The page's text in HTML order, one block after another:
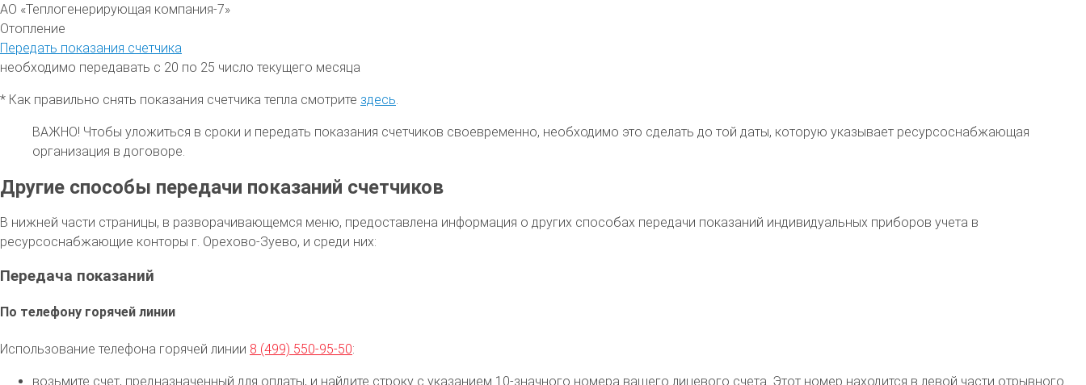
АО «Теплогенерирующая компания-7»
Отопление
Передать показания счетчика
необходимо передавать с 20 по 25 число текущего месяца
* Как правильно снять показания счетчика тепла смотрите здесь
ВАЖНО! Чтобы уложиться в сроки и передать показания счетчиков своевременно, необходимо это сделать до той даты, которую указывает ресурсоснабжающая
организация в договоре.
Другие способы передачи показаний счетчиков
В нижней части страницы, в разворачивающемся меню, предоставлена информация о других способах передачи показаний индивидуальных приборов учета в
ресурсоснабжающие конторы г. Орехово-Зуево, и среди них:
Передача показаний
По телефону горячей линии
Использование телефона горячей линии 8 (499) 550-95-50:
возьмите счет, предназначенный для оплаты, и найдите строку с указанием 10-значного номера вашего лицевого счета. Этот номер находится в левой части отрывного